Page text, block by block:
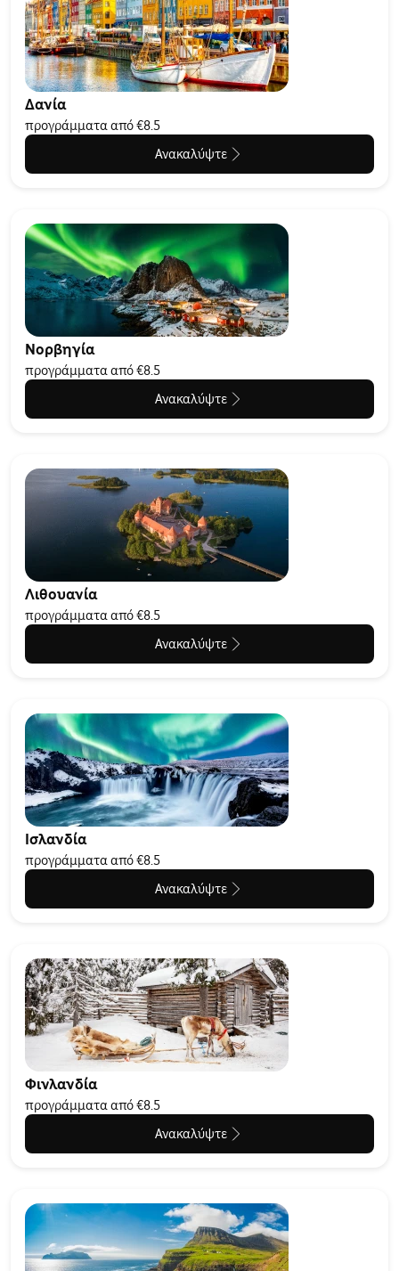
Δανία
προγράμματα από €8.5
Ανακαλύψτε
Νορβηγία
προγράμματα από €8.5
Ανακαλύψτε
Λιθουανία
προγράμματα από €8.5
Ανακαλύψτε
Ισλανδία
προγράμματα από €8.5
Ανακαλύψτε
Φινλανδία
προγράμματα από €8.5
Ανακαλύψτε